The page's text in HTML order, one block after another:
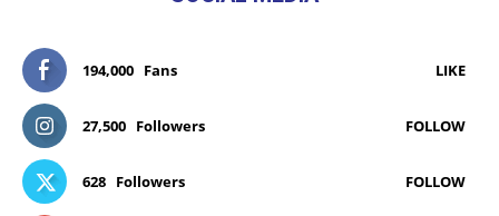
194,000 Fans LIKE
27,500 Followers FOLLOW
628 Followers FOLLOW